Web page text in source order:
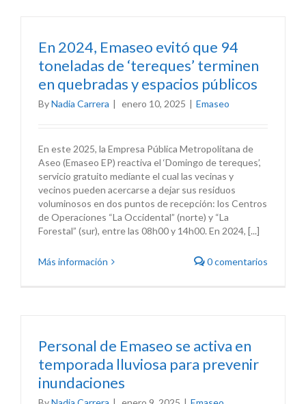
En 2024, Emaseo evitó que 94
toneladas de ‘tereques’ terminen
en quebradas y espacios públicos
ByNadia Carrera | enero 10, 2025 | Emaseo
En este 2025, la Empresa Pública Metropolitana de
Aseo (Emaseo EP) reactiva el ‘Domingo de tereques’,
servicio gratuito mediante el cual las vecinas y
vecinos pueden acercarse a dejar sus residuos
voluminosos en dos puntos de recepción: los Centros
de Operaciones “La Occidental” (norte) y “La
Forestal” (sur), entre las 08h00 y 14h00. En 2024, [...]
Más información 0 comentarios
Personal de Emaseo se activa en
temporada lluviosa para prevenir
inundaciones